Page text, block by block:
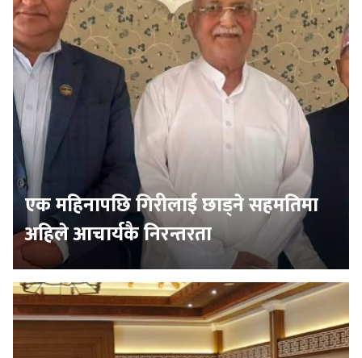
एक महिनापछि गिरीलाई छाड्ने सहमतिमा
अहिले आचार्यकै निरन्तरता